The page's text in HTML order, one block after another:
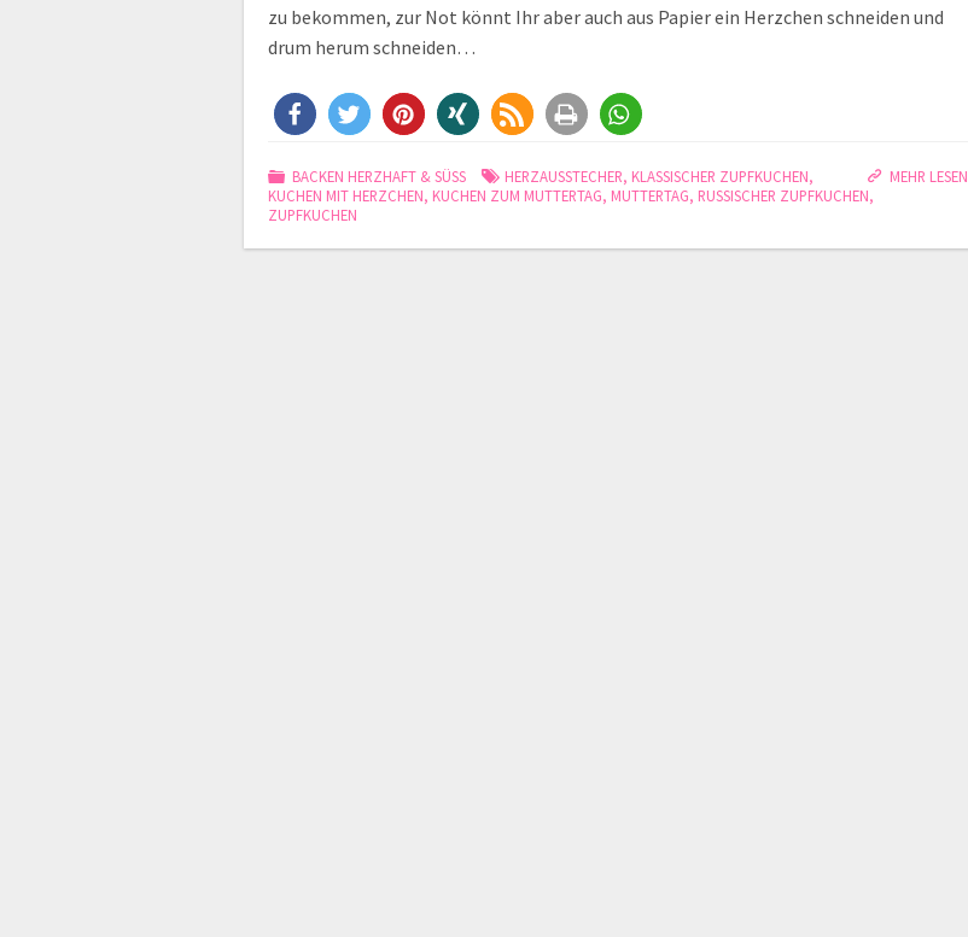
zu bekommen, zur Not könnt Ihr aber auch aus Papier ein Herzchen schneiden und
drum herum schneiden…
MEHR LESEN
BACKEN HERZHAFT & SÜSS HERZAUSSTECHER, KLASSISCHER ZUPFKUCHEN,
KUCHEN MIT HERZCHEN, KUCHEN ZUM MUTTERTAG, MUTTERTAG, RUSSISCHER ZUPFKUCHEN,
ZUPFKUCHEN